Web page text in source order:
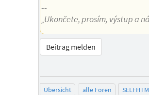
--
„Ukončete, prosím, výstup a
Beitrag melden
Übersicht alle Foren